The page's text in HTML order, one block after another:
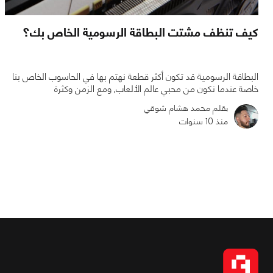
كيف تنظف مشتت البطاقة الرسومية الخاص بك؟
البطاقة الرسومية قد تكون أكثر قطعة نهتم بها في الحاسوب الخاص بنا
خاصة عندما نكون من محبي عالم الألعاب, ومع الزمن وكثرة
بقلم محمد هشام شوقي
منذ 10 سنوات